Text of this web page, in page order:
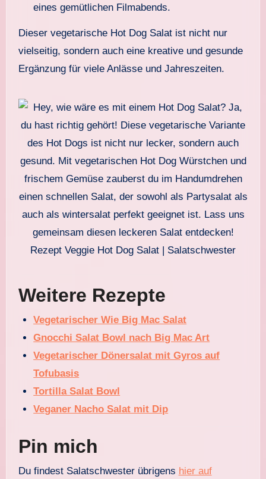
eines gemütlichen Filmabends.
Dieser vegetarische Hot Dog Salat ist nicht nur
vielseitig, sondern auch eine kreative und gesunde
Ergänzung für viele Anlässe und Jahreszeiten.
Rezept Veggie Hot Dog Salat | Salatschwester
Weitere Rezepte
Vegetarischer Wie Big Mac Salat
Gnocchi Salat Bowl nach Big Mac Art
Vegetarischer Dönersalat mit Gyros auf
Tofubasis
Tortilla Salat Bowl
Veganer Nacho Salat mit Dip
Pin mich
Du findest Salatschwester übrigens hier auf